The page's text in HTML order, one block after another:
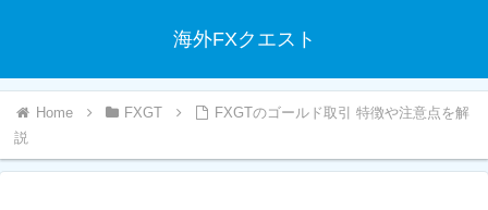
海外FXクエスト
FXGT
FXGTのゴールド取引 特徴や注意点を解
説